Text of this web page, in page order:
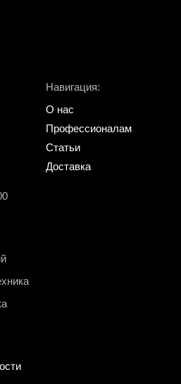
Навигация:
О нас
Профессионалам
Статьи
Доставка